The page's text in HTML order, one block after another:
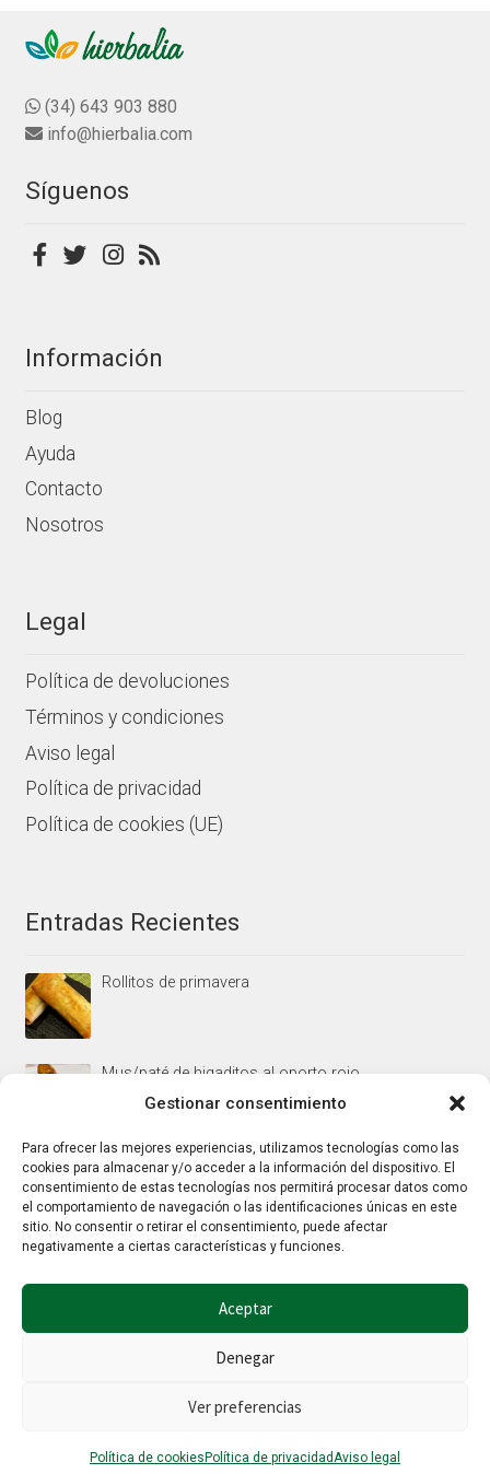
Gestionar consentimiento
Para ofrecer las mejores experiencias, utilizamos tecnologías como las
cookies para almacenar y/o acceder a la información del dispositivo. El
consentimiento de estas tecnologías nos permitirá procesar datos como
el comportamiento de navegación o las identificaciones únicas en este
sitio. No consentir o retirar el consentimiento, puede afectar
negativamente a ciertas características y funciones.
Aceptar
Denegar
Ver preferencias
Política de cookies Política de privacidadAviso legal
(34) 643 903 880
info@hierbalia.com
Síguenos
Información
Blog
Ayuda
Contacto
Nosotros
Legal
Política de devoluciones
Términos y condiciones
Aviso legal
Política de privacidad
Política de cookies (UE)
Entradas Recientes
Rollitos de primavera
Mus/paté de higaditos al oporto rojo
Jamoncitos de pollo en salsa de almendras
© Hierbalia 2026
Política de privacidady losTérminos y condiciones